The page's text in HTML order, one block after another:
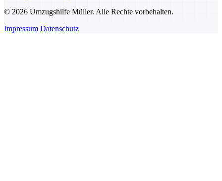
© 2026 Umzugshilfe Müller. Alle Rechte vorbehalten.
Impressum Datenschutz